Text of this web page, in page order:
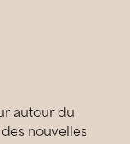
autour du
nouvelles